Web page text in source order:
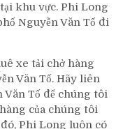
khu vực. Phi Long
Nguyễn Văn Tố đi
xe tải chở hàng
Văn Tố. Hãy liên
Văn Tố để chúng tôi
của chúng tôi
Phi Long luôn có